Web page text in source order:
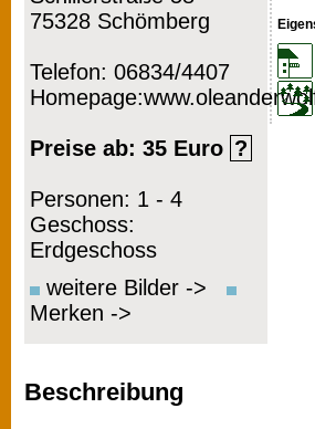
75328 Schömberg
Telefon: 06834/4407
Preise ab: 35 Euro ?
Personen: 1 - 4
Geschoss:
Erdgeschoss
weitere Bilder ->
Merken ->
Beschreibung